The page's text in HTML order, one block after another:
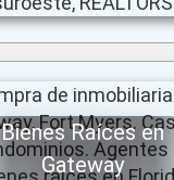
Bienes Raíces en
Gateway